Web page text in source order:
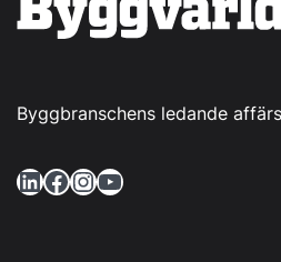
Byggbranschens ledande
LinkedIn Facebook InstagramYouTube